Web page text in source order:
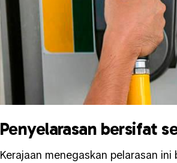
Penyelarasan bersifat
Kerajaan menegaskan pelarasan